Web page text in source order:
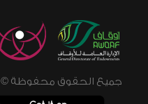
جميع الحقوق محفوظة © 2026 - 1998 لشبكة إسلام ويب